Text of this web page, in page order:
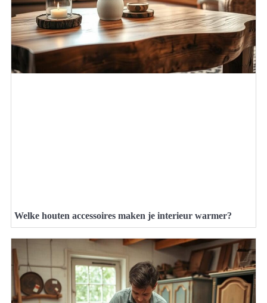
Welke houten accessoires maken je interieur warmer?